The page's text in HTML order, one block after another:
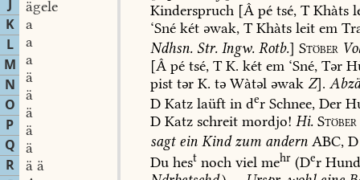
J
K
L
M
N
O
P
Q
R
ägele
a
a
a
ä
ä
ä
ä
ä
ä ä
Kinderspruch [Â pé tsé, TKhàts
‘Sné két əwak, TKhàts leit em
Ndhsn. Str. Ingw. Rotb.] Stöber
[Â pé tsé, TK. két em ‘Sné, Tər
pist tər K. tə Wàtəl əwak Z].
D Katz laüft in der Schnee, Der
D Katz schreit mordjo! Hi. Stöber
sagtein Kindzum andern ABC, D
Du hest noch viel mehr (Der